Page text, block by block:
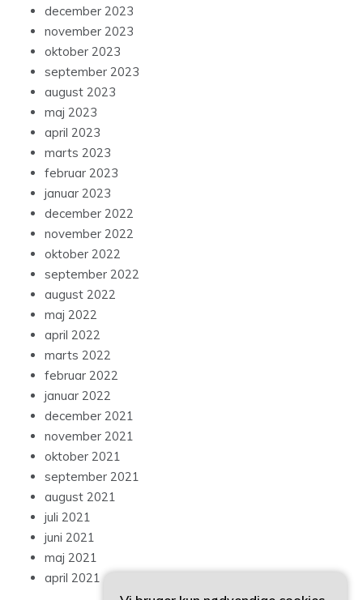
december 2023
november 2023
oktober 2023
september 2023
august 2023
maj 2023
april 2023
marts 2023
februar 2023
januar 2023
december 2022
november 2022
oktober 2022
september 2022
august 2022
maj 2022
april 2022
marts 2022
februar 2022
januar 2022
december 2021
november 2021
oktober 2021
september 2021
august 2021
juli 2021
juni 2021
maj 2021
april 2021